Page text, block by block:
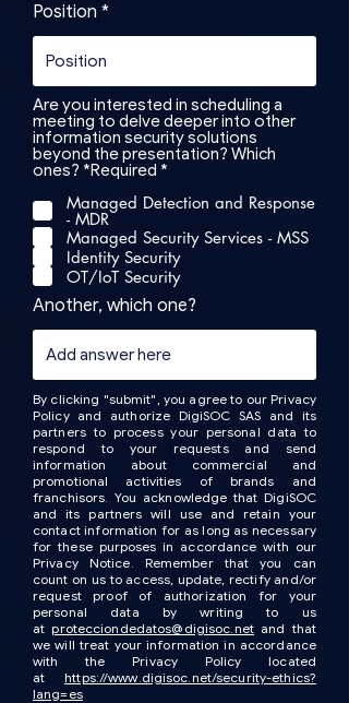
Position
Are you interested in scheduling a
meeting to delve deeper into other
information security solutions
beyond the presentation? Which
ones? *Required *
q
i
r
e
d
Managed Detection and Response
- MDR
Managed Security Services - MSS
Identity Security
OT/IoT Security
Another, which one?
By clicking "submit", you agree to our Privacy
Policy and authorize DigiSOC SAS and its
partners to process your personal data to
respond to your requests and send
information about commercial and
promotional activities of brands and
franchisors. You acknowledge that DigiSOC
and its partners will use and retain your
contact information for as long as necessary
for these purposes in accordance with our
Privacy Notice. Remember that you can
count on us to access, update, rectify and/or
request proof of authorization for your
personal data by writing to us
at protecciondedatos@digisoc.netand that
we will treat your information in accordance
with the Privacy Policy located
at https://www.digisoc.net/security-ethics?
lang=es